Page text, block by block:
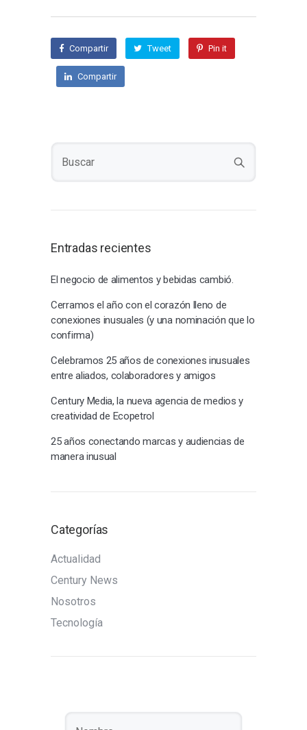
Compartir Tweet Pin it
Compartir
Entradas recientes
El negocio de alimentos y bebidas cambió.
Cerramos el año con el corazón lleno de
conexiones inusuales (y una nominación que lo
confirma)
Celebramos 25 años de conexiones inusuales
entre aliados, colaboradores y amigos
Century Media, la nueva agencia de medios y
creatividad de Ecopetrol
25 años conectando marcas y audiencias de
manera inusual
Categorías
Actualidad
Century News
Nosotros
Tecnología